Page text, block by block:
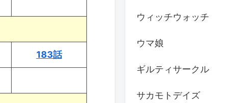
183話
ウィッチウォッチ
ウマ娘
ギルティサークル
サカモトデイズ